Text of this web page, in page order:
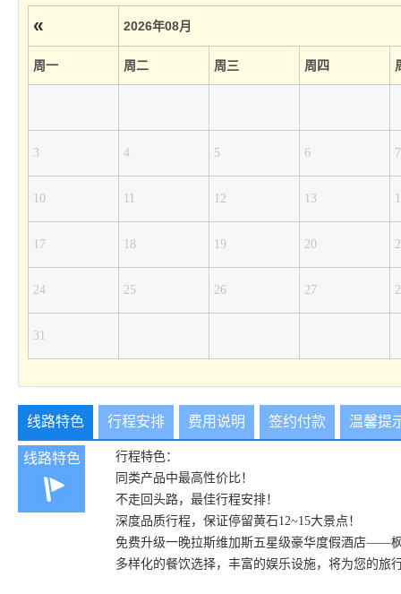
« 2026年08月
周一 周二 周三 周四
3 4 5 6 7
10 11 12 13
17 18 19 20
24 25 26 27
31
线路特色 行程安排 费用说明 签约付款 温馨提
线路特色
行程特色：
同类产品中最高性价比！
不走回头路，最佳行程安排！
深度品质行程，保证停留黄石12~15大景点！
免费升级一晚拉斯维加斯五星级豪华度假酒店——
多样化的餐饮选择，丰富的娱乐设施，将为您的旅